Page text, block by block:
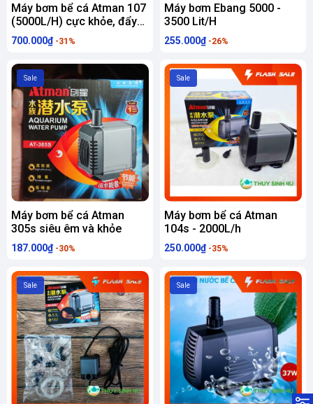
Máy bơm bể cá Atman 107
(5000L/H) cực khỏe, đẩy
cao 5m
700.000₫ -31%
Máy bơm Ebang 5000 -
3500 Lit/H
255.000₫ -26%
Sale
Máy bơm bể cá Atman
305s siêu êm và khỏe
187.000₫ -30%
Sale
Máy bơm bể cá Atman
104s - 2000L/h
250.000₫ -35%
Sale Sale